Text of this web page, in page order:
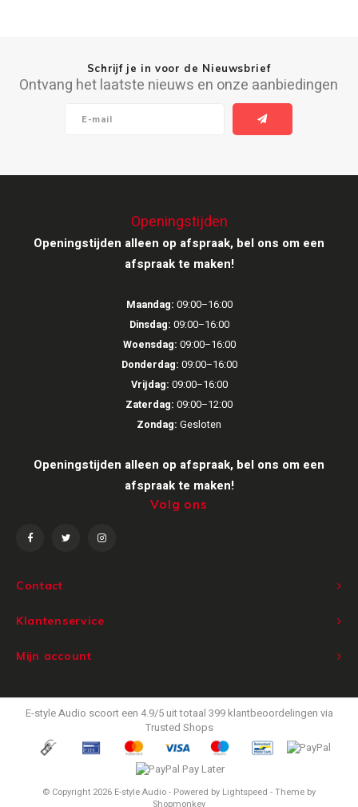
Schrijf je in voor de Nieuwsbrief
Ontvang het laatste nieuws en onze aanbiedingen
Contact
Openingstijden
Openingstijden alleen op afspraak, bel ons om een
afspraak te maken!
Maandag: 09:00–16:00
Dinsdag: 09:00–16:00
Woensdag: 09:00–16:00
Donderdag: 09:00–16:00
Vrijdag: 09:00–16:00
Zaterdag: 09:00–12:00
Zondag: Gesloten
Openingstijden alleen op afspraak, bel ons om een
afspraak te maken!
Volg ons
Klantenservice
Mijn account
© Copyright 2026 E-style Audio - Powered by Lightspeed - Theme by
E-style Audio scoort een 4.9/5uit totaal 399 klantbeoordelingen via
Trusted Shops